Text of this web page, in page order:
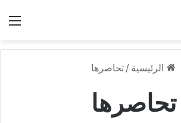
الرئيسية / تحاصرها
تحاصرها